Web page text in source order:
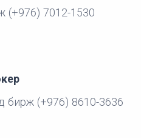
(+976) 7012-1530
бирж (+976) 8610-3636